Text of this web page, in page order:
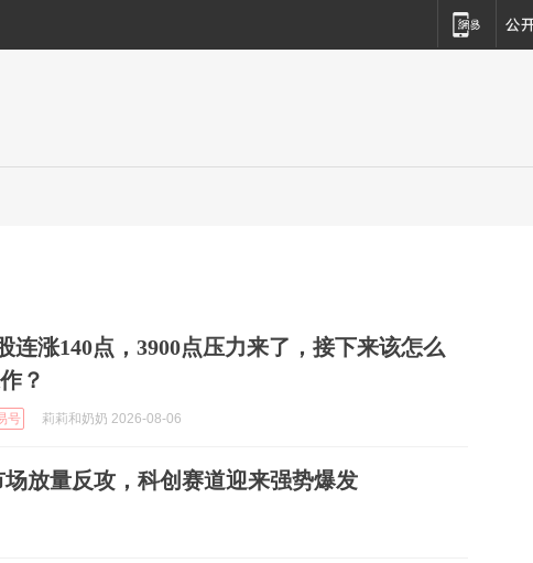
连涨140点，3900点压力来了，接下来该怎么
？
号 莉莉和奶奶 2026-08-06
放量反攻，科创赛道迎来强势爆发